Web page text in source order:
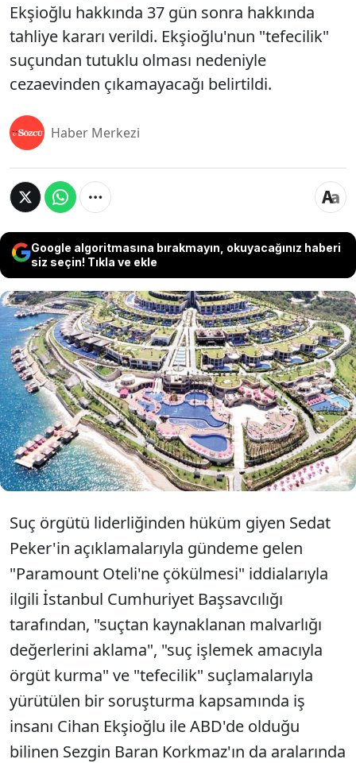
Ekşioğlu hakkında 37 gün sonra hakkında
tahliye kararı verildi. Ekşioğlu'nun "tefecilik"
suçundan tutuklu olması nedeniyle
cezaevinden çıkamayacağı belirtildi.
Haber Merkezi
Google algoritmasına bırakmayın, okuyacağınız haberi
siz seçin! Tıkla ve ekle
Sedat Peker'in ifşaatları sonrası gündeme gelen
ve geçen ay el konulan "Paramount Otel"
soruşturmasında tutuklanan Cihan Ekşioğlu
hakkında 37 gün sonra hakkında tahliye kararı
verildi. Ekşioğlu'nun "tefecilik" suçundan tutuklu
olması nedeniyle cezaevinden çıkamayacağı
belirtildi.
Suç örgütü liderliğinden hüküm giyen Sedat
Peker'in açıklamalarıyla gündeme gelen
"Paramount Oteli'ne çökülmesi" iddialarıyla
ilgili İstanbul Cumhuriyet Başsavcılığı
tarafından, "suçtan kaynaklanan malvarlığı
değerlerini aklama", "suç işlemek amacıyla
örgüt kurma" ve "tefecilik" suçlamalarıyla
yürütülen bir soruşturma kapsamında iş
insanı Cihan Ekşioğlu ile ABD'de olduğu
bilinen Sezgin Baran Korkmaz'ın da aralarında